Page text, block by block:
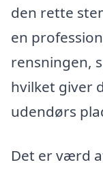
den rette
en
rensningen,
hvilket giver
udendørs
Det er værd